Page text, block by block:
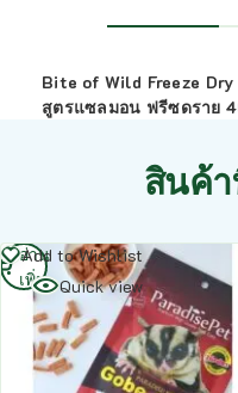
Bite of Wild Freeze
สูตรแซลมอน ฟรีซดราย
สินค้า
Add to Wishlist
Quick view
อ่าน
เพิ่ม